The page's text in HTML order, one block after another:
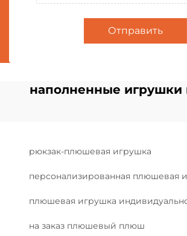
Отправить
наполненные игрушки
рюкзак-плюшевая игрушка
персонализированная плюшевая
плюшевая игрушка
на заказ плюшевый плюш